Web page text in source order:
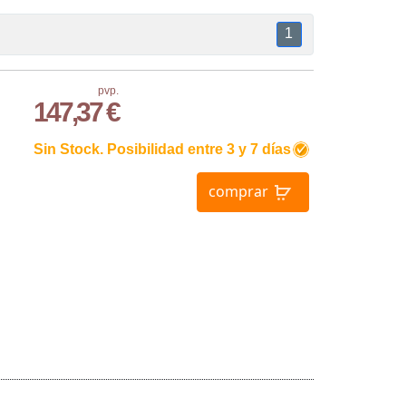
1
pvp.
147,37 €
Sin Stock. Posibilidad entre 3 y 7 días
comprar